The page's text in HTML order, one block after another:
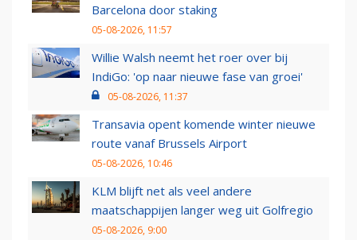
Barcelona door staking
05-08-2026, 11:57
Willie Walsh neemt het roer over bij
IndiGo: 'op naar nieuwe fase van groei'
05-08-2026, 11:37
Transavia opent komende winter nieuwe
route vanaf Brussels Airport
05-08-2026, 10:46
KLM blijft net als veel andere
maatschappijen langer weg uit Golfregio
05-08-2026, 9:00